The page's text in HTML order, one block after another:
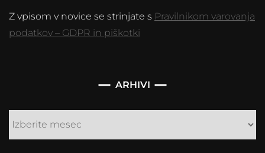
Z vpisom v novice se strinjate s Pravilnikom varovanja
podatkov – GDPR in piškotki
ARHIVI